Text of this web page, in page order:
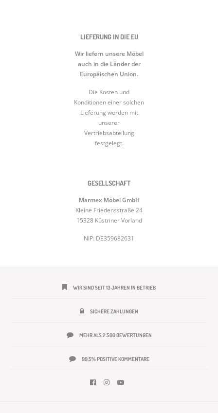
LIEFERUNG IN DIE EU
Wir liefern unsere Möbel
auch in die Länder der
Europäischen Union.
Die Kosten und
Konditionen einer solchen
Lieferung werden mit
unserer
Vertriebsabteilung
festgelegt.
GESELLSCHAFT
Marmex Möbel GmbH
Kleine Friedensstraße 24
15328 Küstriner Vorland
NIP: DE359682631
WIR SIND SEIT 13 JAHREN IN BETRIEB
SICHERE ZAHLUNGEN
MEHR ALS 2.500 BEWERTUNGEN
99,5% POSITIVE KOMMENTARE